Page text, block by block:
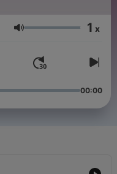
Volume 1 x
00:00